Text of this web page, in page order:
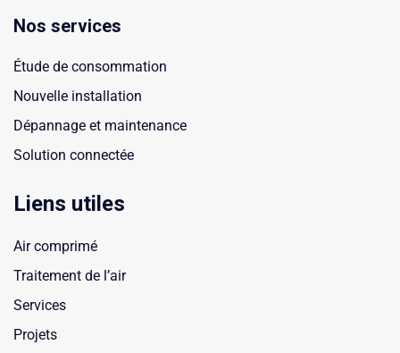
Nos services
Étude de consommation
Nouvelle installation
Dépannage et maintenance
Solution connectée
Liens utiles
Air comprimé
Traitement de l’air
Services
Projets